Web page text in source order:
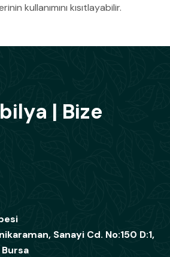
kullanımını kısıtlayabilir.
| Bize
Sanayi Cd. No:150 D:1,